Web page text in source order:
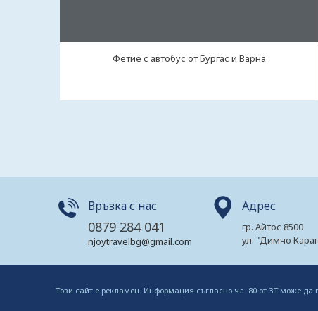
Фетие с автобус от Бургас и Варна
Връзка с нас
0879 284 041
njoytravelbg@gmail.com
Адрес
гр. Айтос 8500
ул. "Димчо
Този сайт е рекламен. Информация съгласно чл. 80 от ЗТ може да